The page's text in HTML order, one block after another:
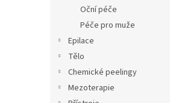
Oční péče
Péče pro muže
Epilace
Tělo
Chemické peelingy
Mezoterapie